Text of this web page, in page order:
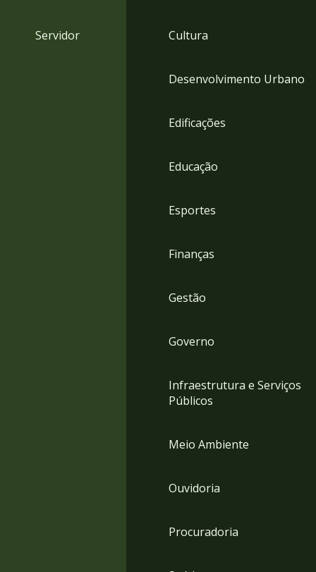
Servidor Cultura
Desenvolvimento Urbano
Edificações
Educação
Esportes
Finanças
Gestão
Governo
Infraestrutura e Serviços
Públicos
Meio Ambiente
Ouvidoria
Procuradoria